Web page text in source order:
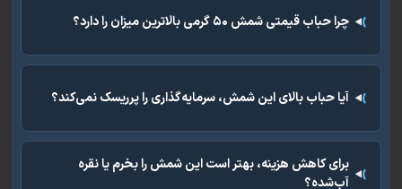
چرا حباب قیمتی شمش ۵۰ گرمی بالاترین میزان را دارد؟
آیا حباب بالای این شمش، سرمایه‌گذاری را پرریسک نمی‌کند؟
برای کاهش هزینه، بهتر است این شمش را بخرم یا نقره
آب‌شده؟